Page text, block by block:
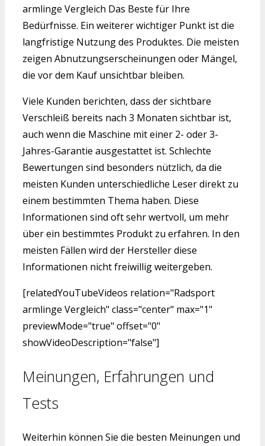
armlinge Vergleich Das Beste für Ihre
Bedürfnisse. Ein weiterer wichtiger Punkt ist die
langfristige Nutzung des Produktes. Die meisten
zeigen Abnutzungserscheinungen oder Mängel,
die vor dem Kauf unsichtbar bleiben.
Viele Kunden berichten, dass der sichtbare
Verschleiß bereits nach 3 Monaten sichtbar ist,
auch wenn die Maschine mit einer 2- oder 3-
Jahres-Garantie ausgestattet ist. Schlechte
Bewertungen sind besonders nützlich, da die
meisten Kunden unterschiedliche Leser direkt zu
einem bestimmten Thema haben. Diese
Informationen sind oft sehr wertvoll, um mehr
über ein bestimmtes Produkt zu erfahren. In den
meisten Fällen wird der Hersteller diese
Informationen nicht freiwillig weitergeben.
[relatedYouTubeVideos relation="Radsport
armlinge Vergleich" class="center" max="1"
previewMode="true" offset="0"
showVideoDescription="false"]
Meinungen, Erfahrungen und
Tests
Weiterhin können Sie die besten Meinungen und